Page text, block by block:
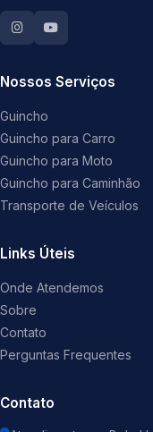
Nossos Serviços
Guincho
Guincho para Carro
Guincho para Moto
Guincho para Caminhão
Transporte de Veículos
Links Úteis
Onde Atendemos
Sobre
Contato
Perguntas Frequentes
Contato